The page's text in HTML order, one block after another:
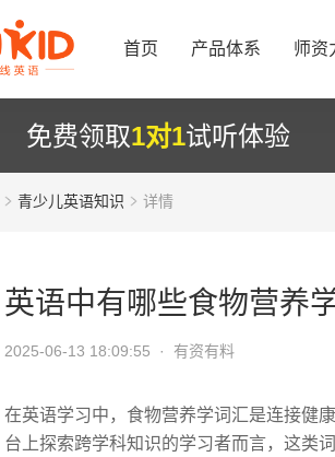
首页 产品体系 师资
免费领取1对1试听体验
青少儿英语知识 详情
英语中有哪些食物营养学
2025-06-13 18:09:55 · 有资有料
在英语学习中，食物营养学词汇是连接健
台上探索跨学科知识的学习者而言，这类